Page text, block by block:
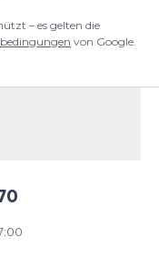
– es gelten die
von Google.